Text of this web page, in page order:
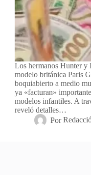
Los hermanos Hunter y
modelo británica Paris
boquiabierto a medio
ya «facturan»
modelos infantiles. A
reveló detalles…
Por